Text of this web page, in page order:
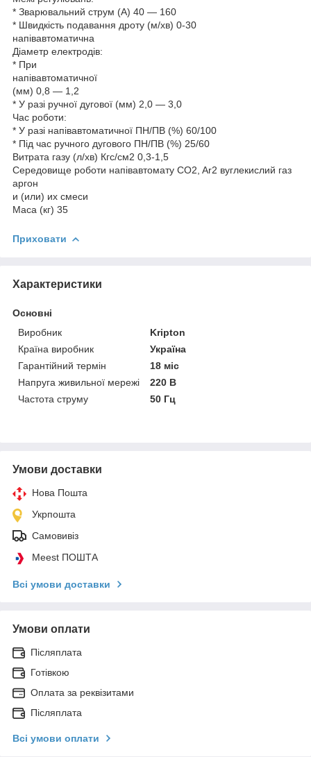
* Зварювальний струм (А) 40 — 160
* Швидкість подавання дроту (м/хв) 0-30
напівавтоматична
Діаметр електродів:
* При
напівавтоматичної
(мм) 0,8 — 1,2
* У разі ручної дугової (мм) 2,0 — 3,0
Час роботи:
* У разі напівавтоматичної ПН/ПВ (%) 60/100
* Під час ручного дугового ПН/ПВ (%) 25/60
Витрата газу (л/хв) Кгс/см2 0,3-1,5
Середовище роботи напівавтомату CO2, Ar2 вуглекислий газ
аргон
и (или) их смеси
Маса (кг) 35
Приховати
Характеристики
Основні
Виробник
Kripton
Країна виробник
Україна
Гарантійний термін
18 міс
Напруга живильної мережі
220 В
Частота струму
50 Гц
Умови доставки
Нова Пошта
Укрпошта
Самовивіз
Meest ПОШТА
Всі умови доставки
Умови оплати
Післяплата
Готівкою
Оплата за реквізитами
Післяплата
Всі умови оплати